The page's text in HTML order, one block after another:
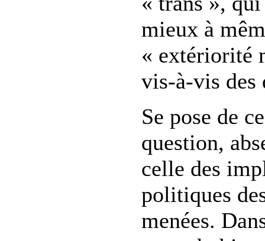
mieux à
« extériorité
vis-à-vis des
Se pose de
question,
celle des
politiques
menées.